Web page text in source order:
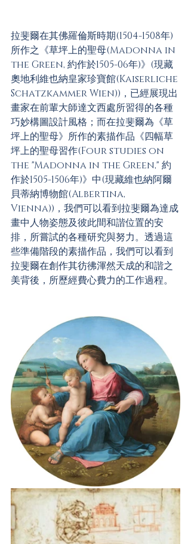
拉斐爾在其佛羅倫斯時期(1504-1508年)
所作之《草坪上的聖母(Madonna in
the Green, 約作於1505-06年)》(現藏
奧地利維也納皇家珍寶館(Kaiserliche
Schatzkammer Wien))，已經展現出
畫家在前輩大師達文西處所習得的各種
巧妙構圖設計風格；而在拉斐爾為《草
坪上的聖母》所作的素描作品《四幅草
坪上的聖母習作(Four studies on
the "Madonna in the Green," 約
作於1505-1506年)》中(現藏維也納阿爾
貝蒂納博物館(Albertina,
Vienna))，我們可以看到拉斐爾為達成
畫中人物姿態及彼此間和諧位置的安
排，所嘗試的各種研究與努力。透過這
些準備階段的素描作品，我們可以看到
拉斐爾在創作其彷彿渾然天成的和諧之
美背後，所歷經費心費力的工作過程。